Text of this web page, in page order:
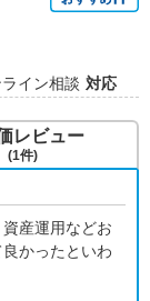
イン相談 対応
産運用などお
かったといわ
レビュー
(1件)